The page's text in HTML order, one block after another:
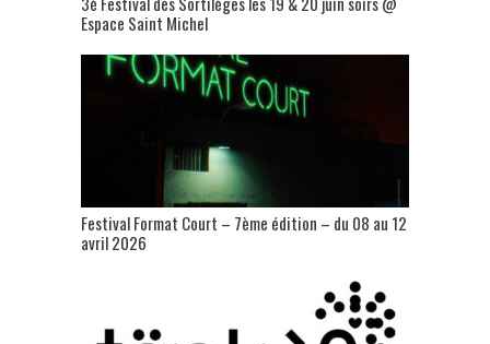
Espace Saint Michel
Festival Format Court – 7ème édition – du 08 au 12
avril 2026